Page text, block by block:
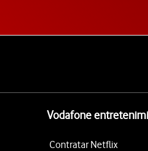
Vodafone
Contratar Netflix